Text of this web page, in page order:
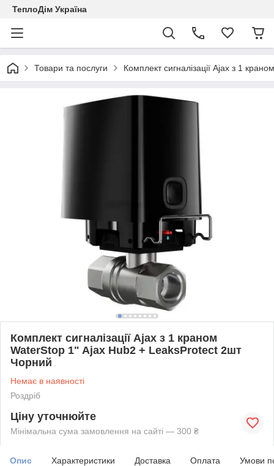
ТеплоДім Україна
Товари та послуги Комплект сигналізації Ajax з 1
Комплект сигналізації Ajax з 1 краном
WaterStop 1" Ajax Hub2 + LeaksProtect 2шт
Чорний
Немає в наявності
Роздріб
Ціну уточнюйте
Мінімальна сума замовлення на сайті — 300 ₴
Опис Характеристики Доставка Оплата Умови